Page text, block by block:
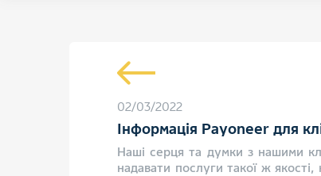
02/03/2022
Інформація Payoneer для
Наші серця та думки з нашими
надавати послуги такої ж